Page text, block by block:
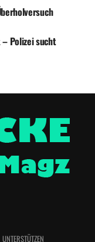
Polizei sucht
UNTERSTÜTZEN